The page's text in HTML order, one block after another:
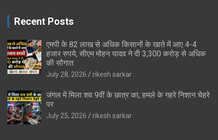
Recent Posts
एमपी के 82 लाख से अधिक किसानों के खाते में आए 4-4
हजार रुपये, सीएम मोहन यादव ने दी 3,300 करोड़ से अधिक
की सौगात
July 28, 2026 rikesh sarkar
जंगल में मिला शव 9वीं के छात्र का, हमले के गहरे निशान चेहरे
पर
July 25, 2026 rikesh sarkar